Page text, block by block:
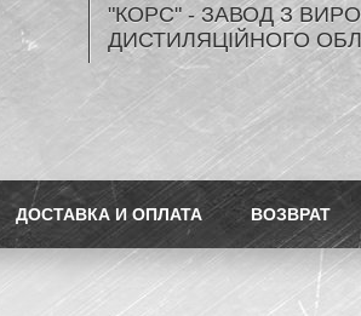
"КОРС" - ЗАВОД З
ДИСТИЛЯЦІЙНОГО
ДОСТАВКА И ОПЛАТА ВОЗВРАТ